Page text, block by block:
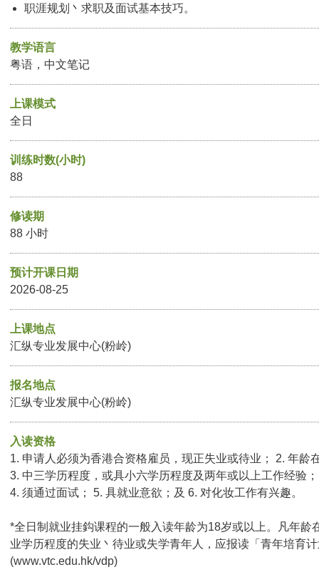
职涯规划丶求职及面试基本技巧。
教学语言
粤语，中文笔记
上课模式
全日
训练时数(小时)
88
修读期
88 小时
预计开课日期
2026-08-25
上课地点
汇纵专业发展中心(粉岭)
报名地点
汇纵专业发展中心(粉岭)
入读资格
1. 申请人必须为香港合资格雇员，现正失业或待业； 2. 年龄
3. 中三学历程度，或具小六学历程度及两年或以上工作经验；
4. 须通过面试； 5. 具就业意欲；及 6. 对化妆工作有兴趣。
*全日制就业挂鈎课程的一般入读年龄为18岁或以上。凡年龄
业学历程度的失业丶待业或失学青年人，应报读「青年培育
(www.vtc.edu.hk/vdp)